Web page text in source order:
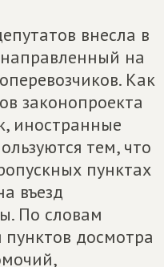
внесла в
на
Как
законопроекта
иностранные
тем, что
пунктах
въезд
По словам
досмотра